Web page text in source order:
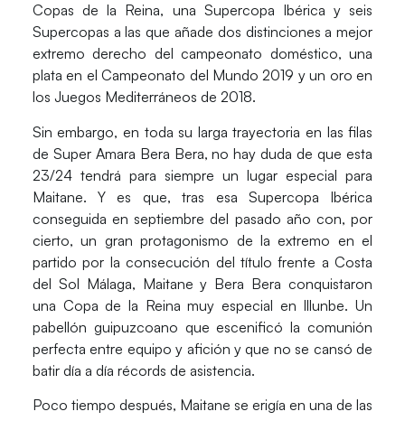
Copas de la Reina, una Supercopa Ibérica y seis
Supercopas a las que añade dos distinciones a mejor
extremo derecho del campeonato doméstico, una
plata en el Campeonato del Mundo 2019 y un oro en
los Juegos Mediterráneos de 2018.
Sin embargo, en toda su larga trayectoria en las filas
de Super Amara Bera Bera, no hay duda de queesta
23/24 tendrá para siempre un lugar especial para
Maitane. Y es que, tras esa Supercopa Ibérica
conseguida en septiembre del pasado año con, por
cierto, un gran protagonismo de la extremo en el
partido por la consecución del título frente a Costa
del Sol Málaga, Maitane y Bera Bera conquistaron
una Copa de la Reina muy especial en Illunbe. Un
pabellón guipuzcoano que escenificó la comunión
perfecta entre equipo y afición y que no se cansó de
batir día a día récords de asistencia.
Poco tiempo después, Maitane se erigía en una de las